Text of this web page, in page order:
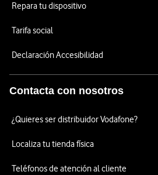
Repara tu dispositivo
Tarifa social
Declaración Accesibilidad
Contacta con nosotros
¿Quieres ser distribuidor Vodafone?
Localiza tu tienda física
Teléfonos de atención al cliente